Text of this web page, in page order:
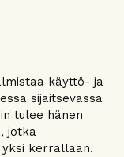
käyttö- ja
sijaitsevassa
tulee hänen
jotka
kerrallaan.